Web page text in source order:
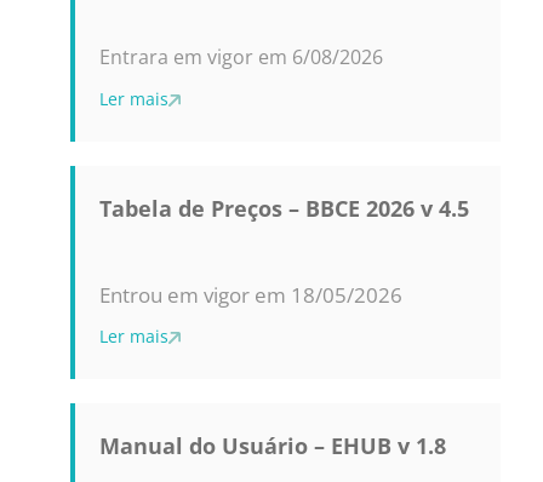
Entrara em vigor em 6/08/2026
Ler mais
Tabela de Preços – BBCE 2026 v 4.5
Entrou em vigor em 18/05/2026
Ler mais
Manual do Usuário – EHUB v 1.8